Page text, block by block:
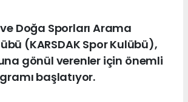
ve Doğa Sporları Arama
(KARSDAK Spor Kulübü),
gönül verenler için önemli
başlatıyor.